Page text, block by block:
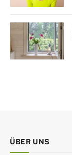
ÜBER UNS